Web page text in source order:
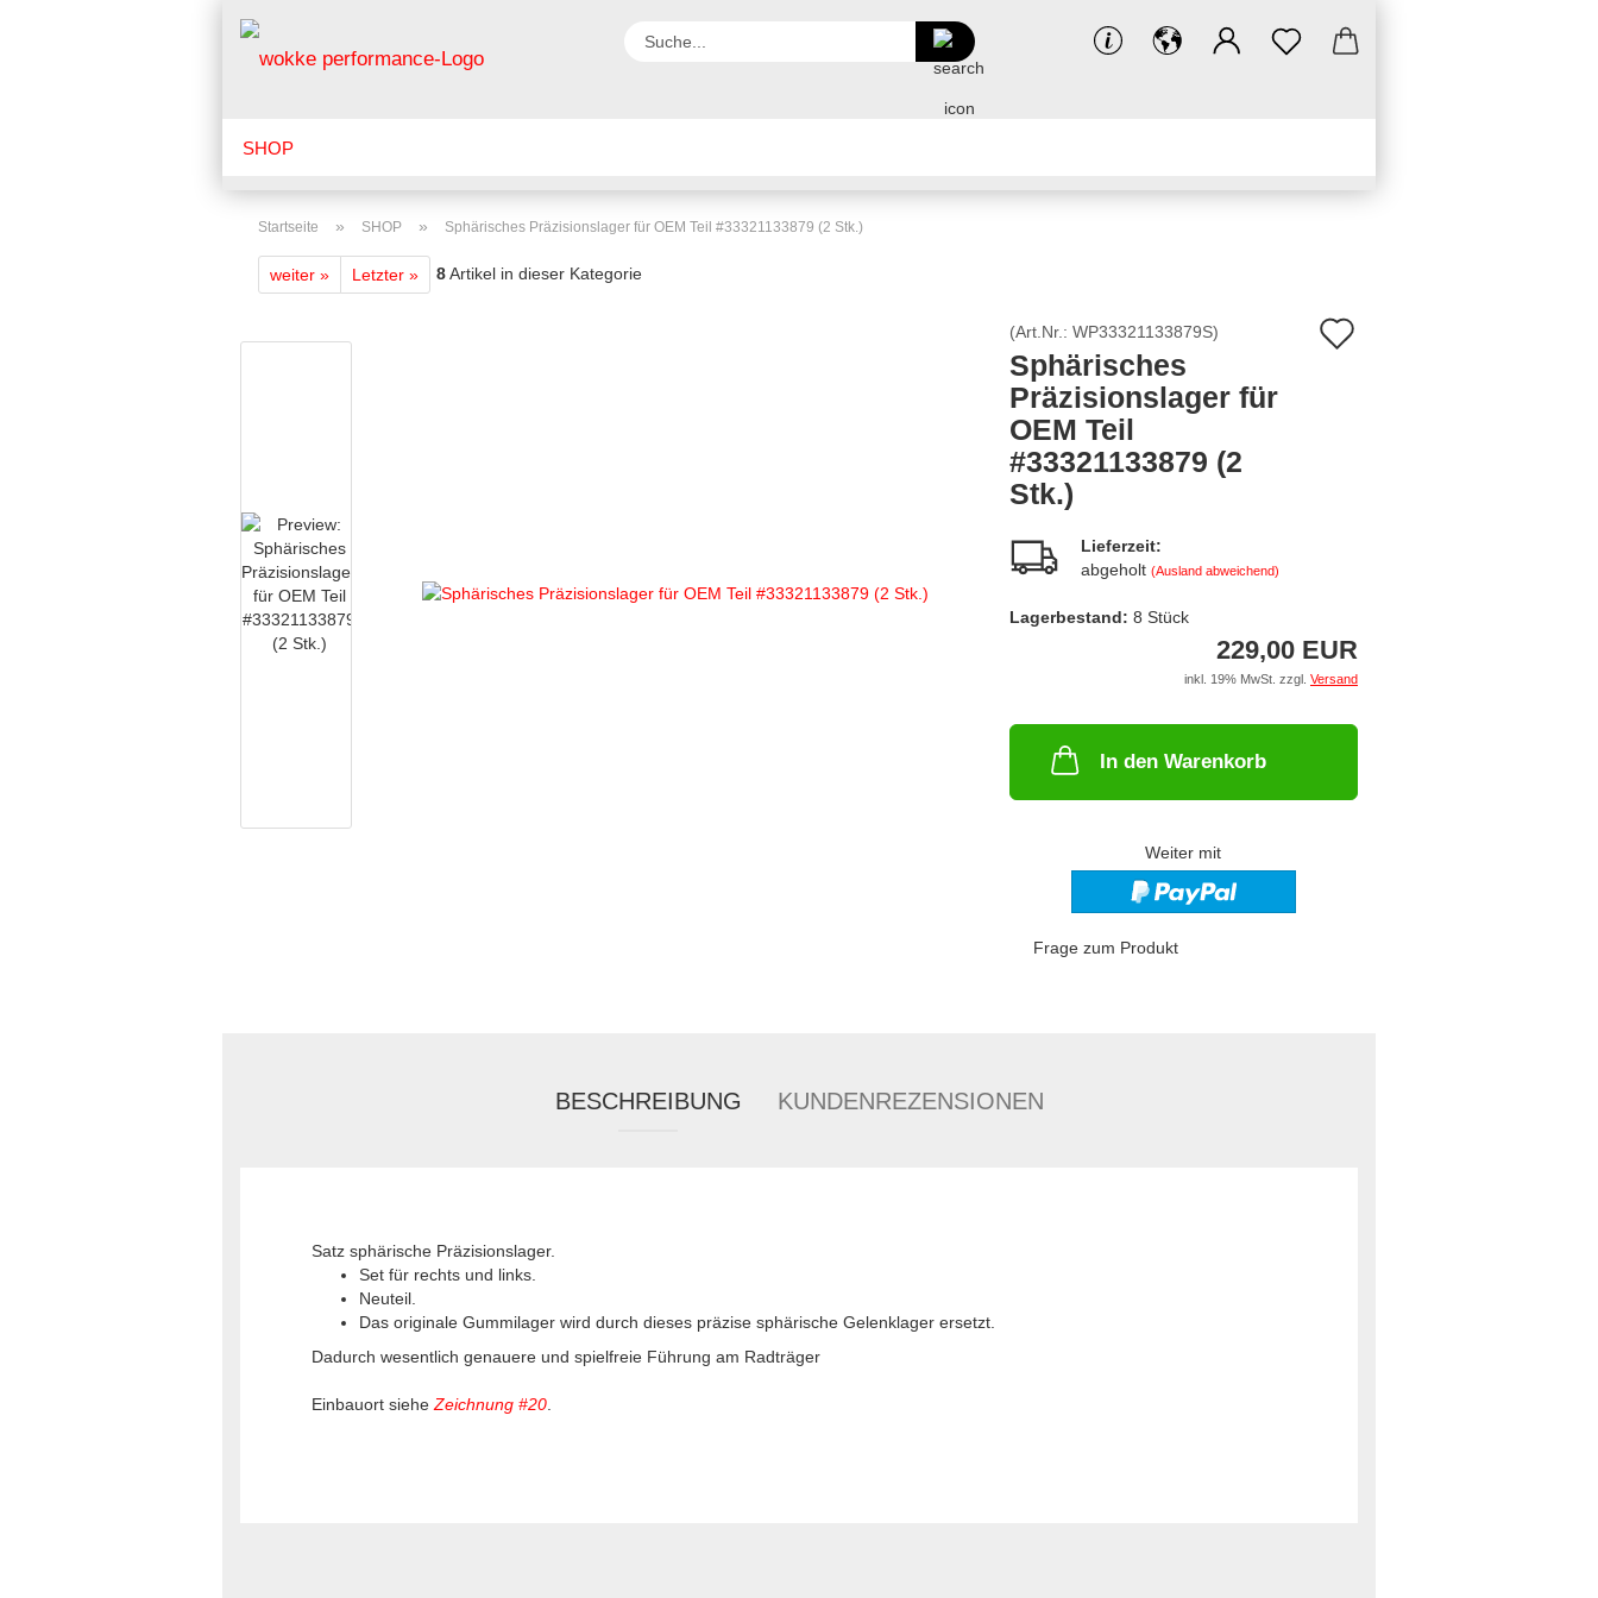
Suche...
SHOP
ÜBER UNS VIDEOS
Startseite » SHOP » Sphärisches Präzisionslager für OEM Teil #33321133879 (2 Stk.)
weiter » Letzter » 8Artikel in dieser Kategorie
(Art.Nr.: WP33321133879S)
Sphärisches
Präzisionslager für
OEM Teil
#33321133879 (2
Stk.)
Lieferzeit:
abgeholt (Ausland abweichend)
Lagerbestand: 8 Stück
229,00 EUR
inkl. 19% MwSt. zzgl. Versand
In den Warenkorb
Weiter mit
Frage zum Produkt
BESCHREIBUNG KUNDENREZENSIONEN
Satz sphärische Präzisionslager.
Set für rechts und links.
Neuteil.
Das originale Gummilager wird durch dieses präzise sphärische Gelenklager ersetzt.
Dadurch wesentlich genauere und spielfreie Führung am Radträger
Einbauort sieheZeichnung #20.